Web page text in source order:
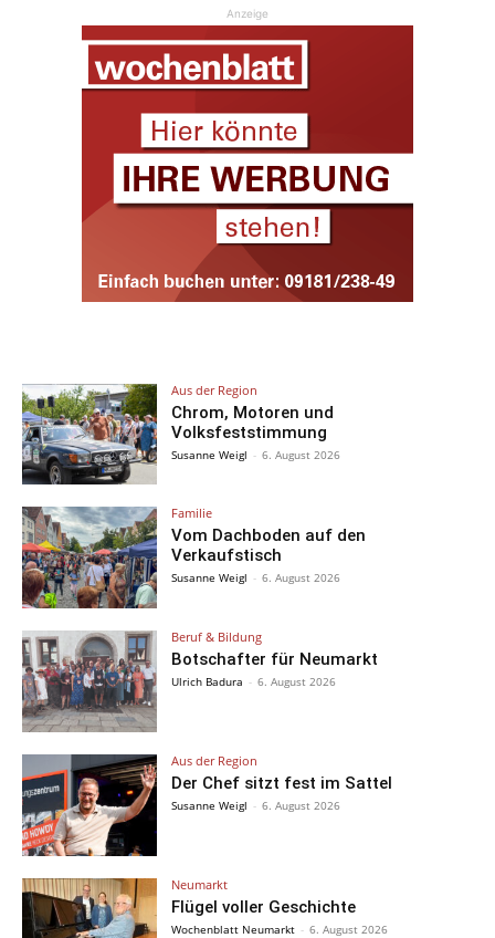
Anzeige
Aus der Region
Chrom, Motoren und
Volksfeststimmung
Susanne Weigl - 6. August 2026
Familie
Vom Dachboden auf den
Verkaufstisch
Susanne Weigl - 6. August 2026
Beruf & Bildung
Botschafter für Neumarkt
Ulrich Badura - 6. August 2026
Aus der Region
Der Chef sitzt fest im Sattel
Susanne Weigl - 6. August 2026
Neumarkt
Flügel voller Geschichte
Wochenblatt Neumarkt - 6. August 2026